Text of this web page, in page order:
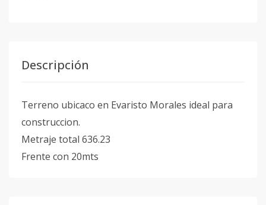
Descripción
Terreno ubicaco en Evaristo Morales ideal para
construccion.
Metraje total 636.23
Frente con 20mts